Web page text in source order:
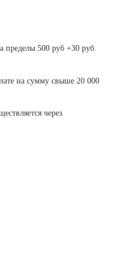
пределы 500 руб +30 руб.
на сумму свыше 20 000
через